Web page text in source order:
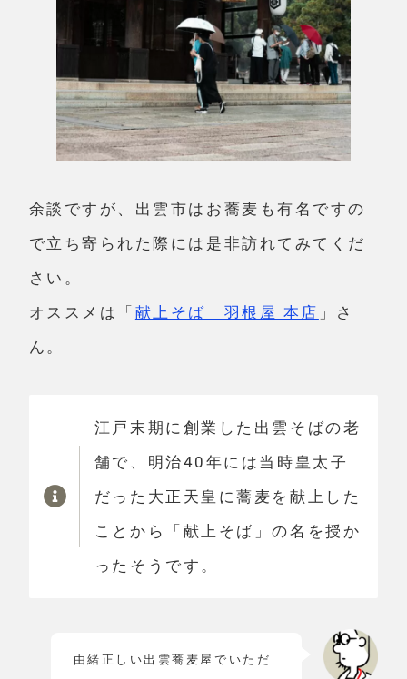
余談ですが、出雲市はお蕎麦も有名ですの
で立ち寄られた際には是非訪れてみてくだ
さい。
オススメは「 献上そば 羽根屋 本店 」さ
ん。
江戸末期に創業した出雲そばの老
舗で、明治40年には当時皇太子
だった大正天皇に蕎麦を献上した
ことから「献上そば」の名を授か
ったそうです。
由緒正しい出雲蕎麦屋でいただ